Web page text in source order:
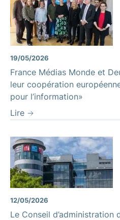
19/05/2026
France Médias Monde et
leur coopération
pour l’information»
Lire
12/05/2026
Le Conseil d’administration